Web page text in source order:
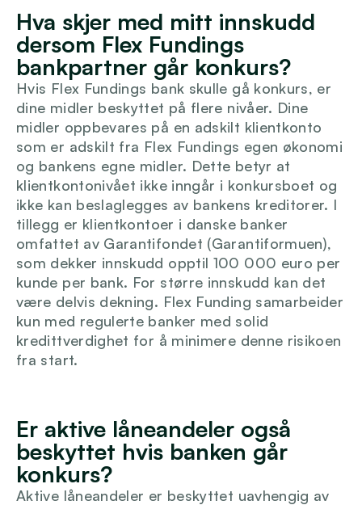
Hva skjer med mitt innskudd
dersom Flex Fundings
bankpartner går konkurs?
Hvis Flex Fundings bank skulle gå konkurs, er
dine midler beskyttet på flere nivåer. Dine
midler oppbevares på en adskilt klientkonto
som er adskilt fra Flex Fundings egen økonomi
og bankens egne midler. Dette betyr at
klientkontonivået ikke inngår i konkursboet og
ikke kan beslaglegges av bankens kreditorer. I
tillegg er klientkontoer i danske banker
omfattet av Garantifondet (Garantiformuen),
som dekker innskudd opptil 100 000 euro per
kunde per bank. For større innskudd kan det
være delvis dekning. Flex Funding samarbeider
kun med regulerte banker med solid
kredittverdighet for å minimere denne risikoen
fra start.
Er aktive låneandeler også
beskyttet hvis banken går
konkurs?
Aktive låneandeler er beskyttet uavhengig av